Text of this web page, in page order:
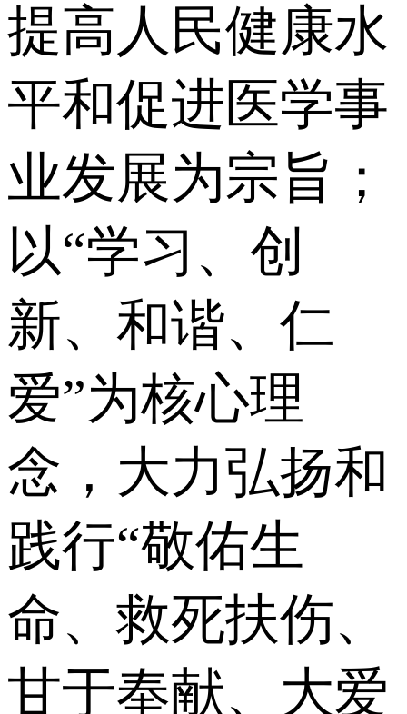
提高人民健康水
平和促进医学事
业发展为宗旨；
以“学习、创
新、和谐、仁
爱”为核心理
念，大力弘扬和
践行“敬佑生
命、救死扶伤、
甘于奉献、大爱